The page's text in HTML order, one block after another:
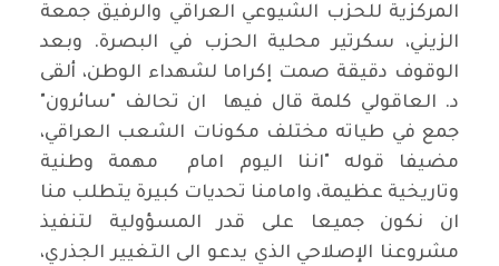
المركزية للحزب الشيوعي العراقي والرفيق جمعة
الزيني، سكرتير محلية الحزب في البصرة. وبعد
الوقوف دقيقة صمت إكراما لشهداء الوطن، ألقى
د. العاقولي كلمة قال فيها ان تحالف "سائرون"
جمع في طياته مختلف مكونات الشعب العراقي،
مضيفا قوله "اننا اليوم امام مهمة وطنية
وتاريخية عظيمة، وامامنا تحديات كبيرة يتطلب منا
ان نكون جميعا على قدر المسؤولية لتنفيذ
مشروعنا الإصلاحي الذي يدعو الى التغيير الجذري،